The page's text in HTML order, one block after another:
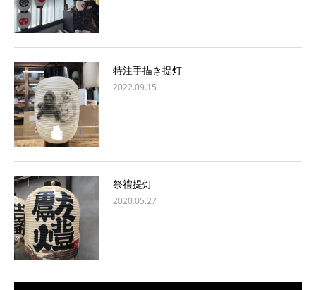
特注手描き提灯
2022.09.15
祭禮提灯
2020.05.27